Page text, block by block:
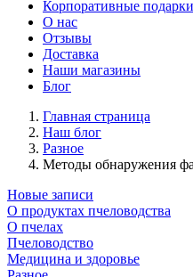
Корпоративные подарки
О нас
Отзывы
Доставка
Наши магазины
Блог
Главная страница
Наш блог
Разное
Методы обнаружения
Новые записи
О продуктах пчеловодства
О пчелах
Пчеловодство
Медицина и здоровье